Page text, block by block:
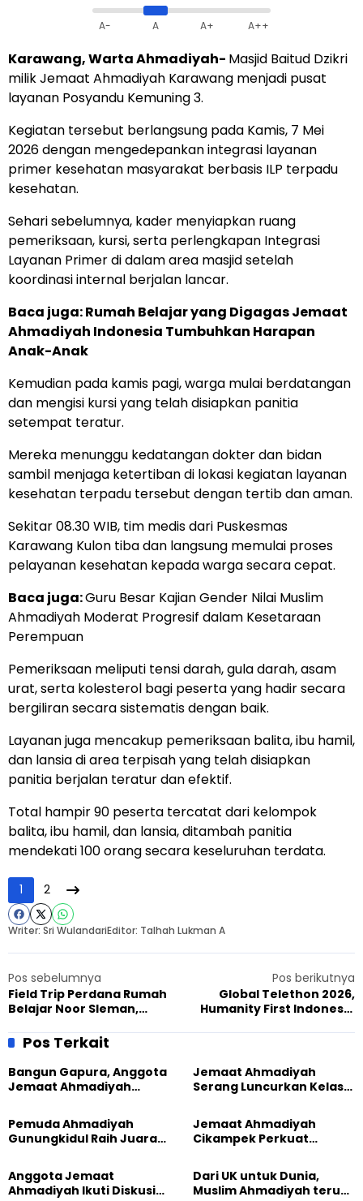
A- A A+ A++
Karawang, Warta Ahmadiyah- Masjid Baitud Dzikri
milik Jemaat Ahmadiyah Karawang menjadi pusat
layanan Posyandu Kemuning 3.
Kegiatan tersebut berlangsung pada Kamis, 7 Mei
2026 dengan mengedepankan integrasi layanan
primer kesehatan masyarakat berbasis ILP terpadu
kesehatan.
Sehari sebelumnya, kader menyiapkan ruang
pemeriksaan, kursi, serta perlengkapan Integrasi
Layanan Primer di dalam area masjid setelah
koordinasi internal berjalan lancar.
Baca juga:Rumah Belajar yang Digagas Jemaat
Ahmadiyah Indonesia Tumbuhkan Harapan
Anak-Anak
Kemudian pada kamis pagi, warga mulai berdatangan
dan mengisi kursi yang telah disiapkan panitia
setempat teratur.
Mereka menunggu kedatangan dokter dan bidan
sambil menjaga ketertiban di lokasi kegiatan layanan
kesehatan terpadu tersebut dengan tertib dan aman.
Sekitar 08.30 WIB, tim medis dari Puskesmas
Karawang Kulon tiba dan langsung memulai proses
pelayanan kesehatan kepada warga secara cepat.
Baca juga:Guru Besar Kajian Gender Nilai Muslim
Ahmadiyah Moderat Progresif dalam Kesetaraan
Perempuan
Pemeriksaan meliputi tensi darah, gula darah, asam
urat, serta kolesterol bagi peserta yang hadir secara
bergiliran secara sistematis dengan baik.
Layanan juga mencakup pemeriksaan balita, ibu hamil,
dan lansia di area terpisah yang telah disiapkan
panitia berjalan teratur dan efektif.
Total hampir 90 peserta tercatat dari kelompok
balita, ibu hamil, dan lansia, ditambah panitia
mendekati 100 orang secara keseluruhan terdata.
1 2
Writer: Sri WulandariEditor: Talhah Lukman A
Pos sebelumnya
Field Trip Perdana Rumah
Belajar Noor Sleman,
dan Cinta Alam
Pos berikutnya
Global Telethon 2026,
Humanity First Indonesia
Komunitas Keagamaan
Pangan
Pos Terkait
Bangun Gapura, Anggota
Jemaat Ahmadiyah
Sambut HUT RI ke-81
Jemaat Ahmadiyah
Serang Luncurkan Kelas
Generasi Unggul
Pemuda Ahmadiyah
Gunungkidul Raih Juara
Jemaat Ahmadiyah
Cikampek Perkuat
Lewat Pengajian
Gabungan
Anggota Jemaat
Ahmadiyah Ikuti Diskusi
Dari UK untuk Dunia,
Muslim Ahmadiyah terus